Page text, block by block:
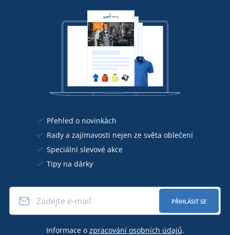
Přehled o novinkách
Rady a zajímavosti nejen ze světa oblečení
Speciální slevové akce
Tipy na dárky
PŘIHLÁSIT SE
Informace o zpracování osobních údajů.